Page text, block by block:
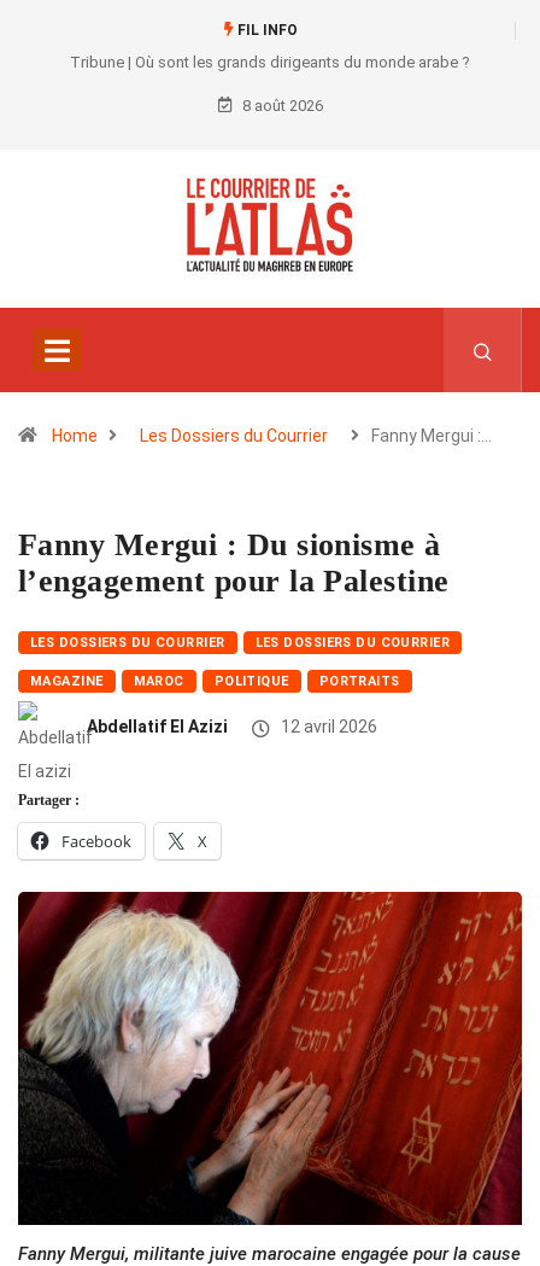
FIL INFO
Tribune | Où sont les grands dirigeants du monde arabe ?
8 août 2026
Home Les Dossiers du Courrier Fanny Mergui :…
Fanny Mergui : Du sionisme à
l’engagement pour la Palestine
LES DOSSIERS DU COURRIER LES DOSSIERS DU COURRIER
MAGAZINE MAROC POLITIQUE PORTRAITS
Abdellatif El Azizi 12 avril 2026
Partager :
Facebook X
Fanny Mergui, militante juive marocaine engagée pour la cause